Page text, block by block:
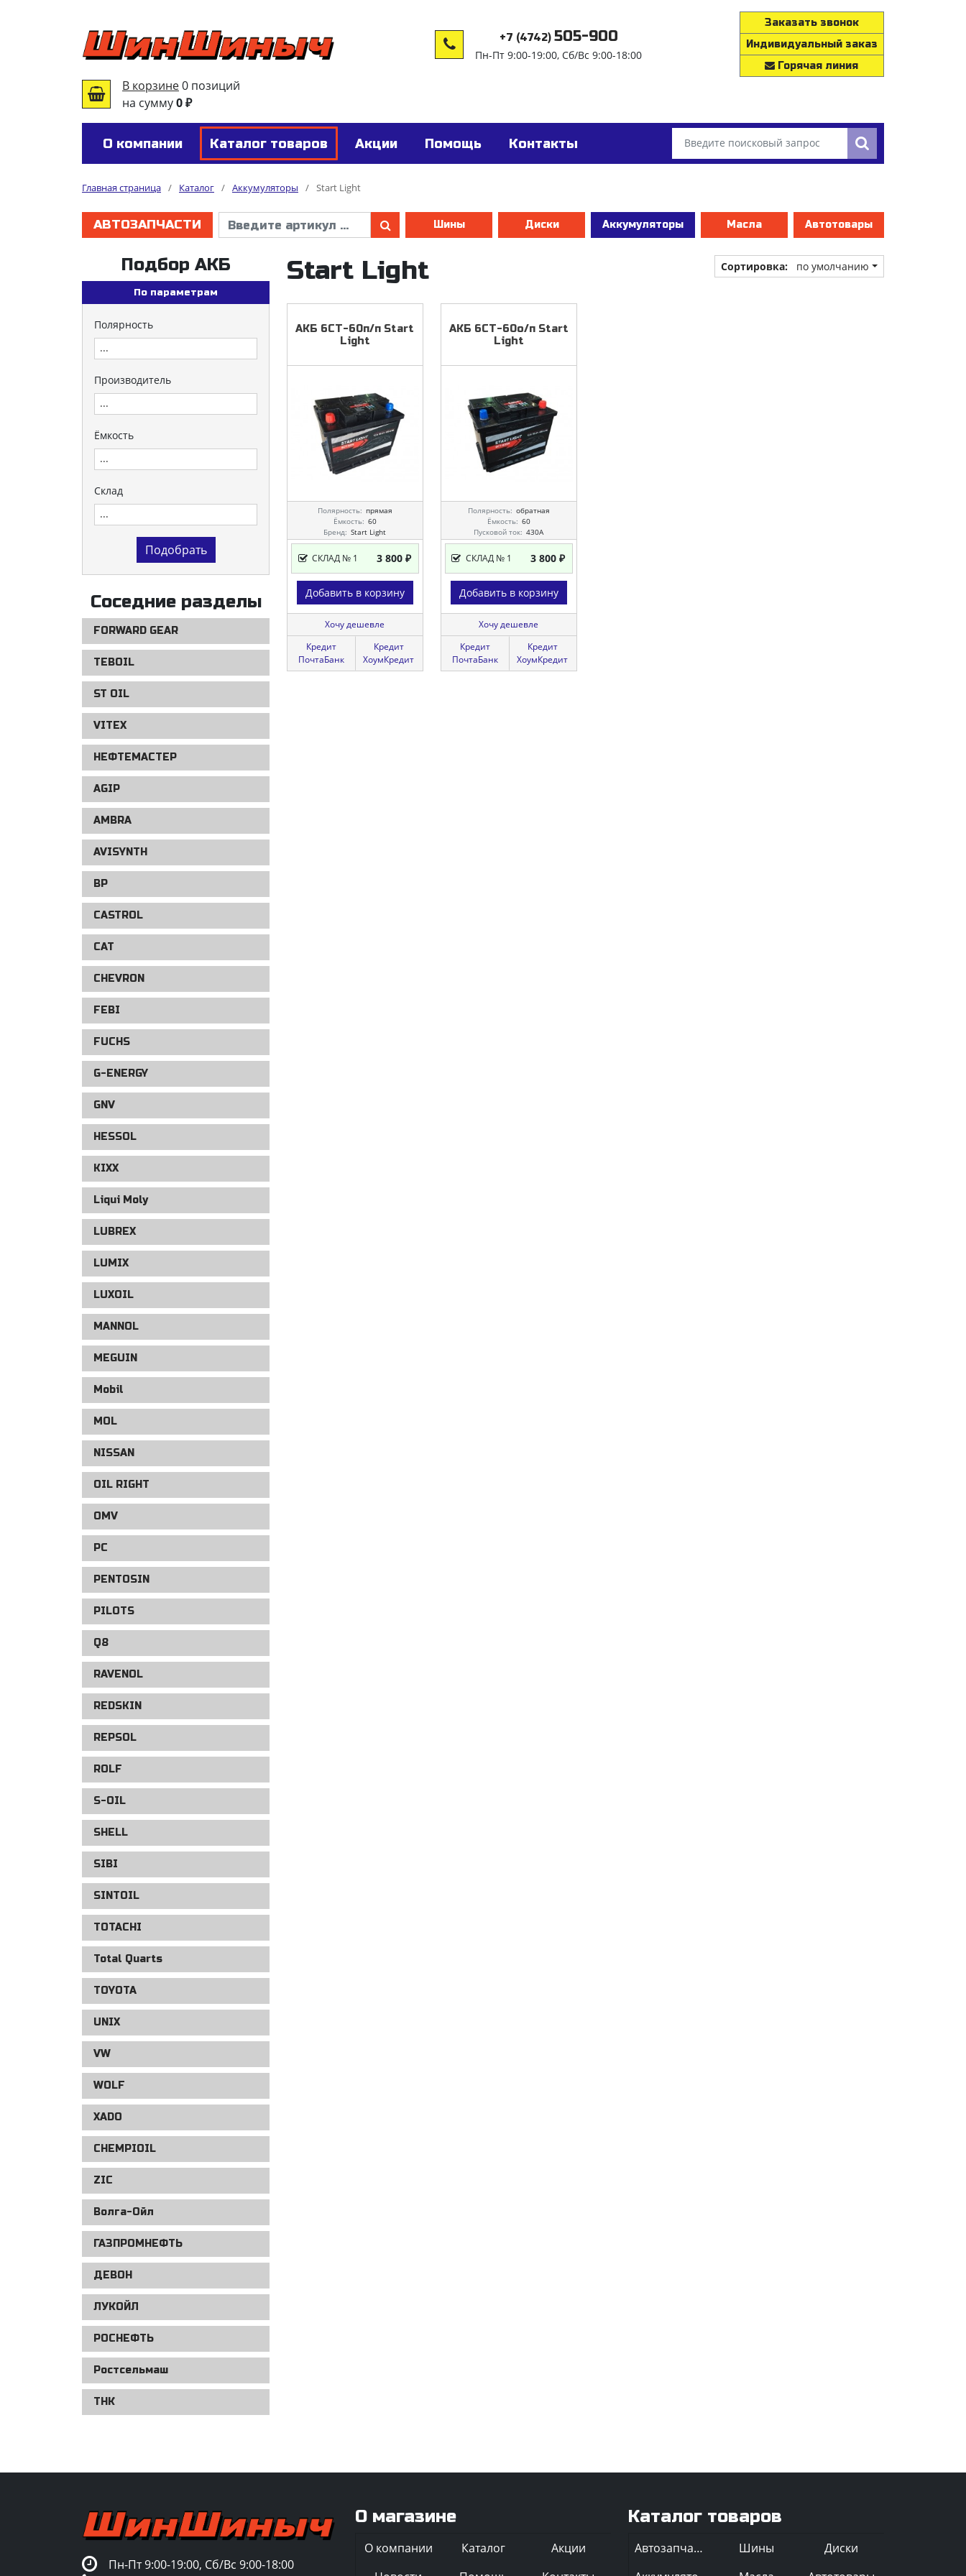
В корзине0 позиций
на сумму0 ₽
+7 (4742) 505-900
Пн-Пт 9:00-19:00, Сб/Вс 9:00-18:00
Заказать звонок
Индивидуальный заказ
Горячая линия
О компании Каталог товаров Акции Помощь Контакты
Главная страница / Каталог / Аккумуляторы / Start Light
АВТОЗАПЧАСТИ Шины Диски Аккумуляторы Масла Автотовары
Подбор АКБ
По параметрам
Полярность
Производитель
Ёмкость
Склад
Соседние разделы
FORWARD GEAR
TEBOIL
ST OIL
VITEX
НЕФТЕМАСТЕР
AGIP
AMBRA
AVISYNTH
BP
CASTROL
CAT
CHEVRON
FEBI
FUCHS
G-ENERGY
GNV
HESSOL
KIXX
Liqui Moly
LUBREX
LUMIX
LUXOIL
MANNOL
MEGUIN
Mobil
MOL
NISSAN
OIL RIGHT
OMV
PC
PENTOSIN
PILOTS
Q8
RAVENOL
REDSKIN
REPSOL
ROLF
S-OIL
SHELL
SIBI
SINTOIL
TOTACHI
Total Quarts
TOYOTA
UNIX
VW
WOLF
XADO
CHEMPIOIL
ZIС
Волга-Ойл
ГАЗПРОМНЕФТЬ
ДЕВОН
ЛУКОЙЛ
РОСНЕФТЬ
Ростсельмаш
ТНК
Start Light Сортировка: по умолчанию
АКБ 6СТ-60п/п Start
Light
Полярность: прямая
Ёмкость: 60
Бренд: Start Light
СКЛАД № 1 3 800 ₽
Добавить в корзину
Хочу дешевле
Кредит
ПочтаБанк
Кредит
ХоумКредит
АКБ 6СТ-60о/п Start
Light
Полярность: обратная
Ёмкость: 60
Пусковой ток: 430A
Бренд: Start Light
СКЛАД № 1 3 800 ₽
Добавить в корзину
Хочу дешевле
Кредит
ПочтаБанк
Кредит
ХоумКредит
О магазине
О компании Каталог
Акции
Каталог товаров
Автозапчасти Шины
Диски
Пн-Пт 9:00-19:00, Сб/Вс 9:00-18:00